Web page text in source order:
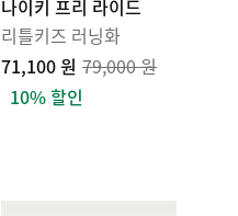
나이키 프리 라이드
리틀키즈 러닝화
71,100 원 79,000 원
10% 할인